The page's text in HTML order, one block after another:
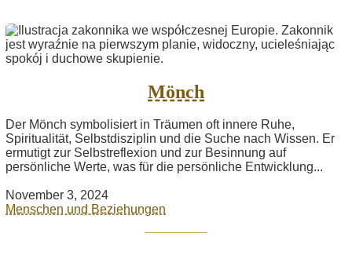
Mönch
Der Mönch symbolisiert in Träumen oft innere Ruhe,
Spiritualität, Selbstdisziplin und die Suche nach Wissen. Er
ermutigt zur Selbstreflexion und zur Besinnung auf
persönliche Werte, was für die persönliche Entwicklung...
November 3, 2024
Menschen und Beziehungen